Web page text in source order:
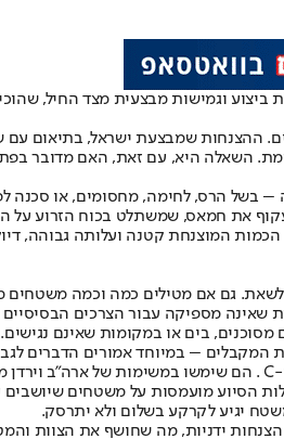
ביצוע וגמישות מבצעית מצד החיל,
השאלה היא, עם זאת, האם מדובר
– בשל הרס, לחימה, מחסומים, או
את חמאס, שמשתלט בכוח הזרוע על
המוצנחת קטנה ועלותה גבוהה,
גם אם מטילים כמה וכמה
בים או במקומות שאינם
המקבלים – במיוחד אמורים הדברים
הסיוע מועמסות על משטחים
יגיע לקרקע בשלום ולא יתרסק.